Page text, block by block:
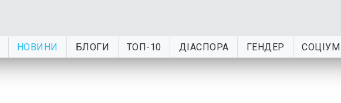
НОВИНИ БЛОГИ ТОП-10 ДІАСПОРА ГЕНДЕР СОЦІУМ